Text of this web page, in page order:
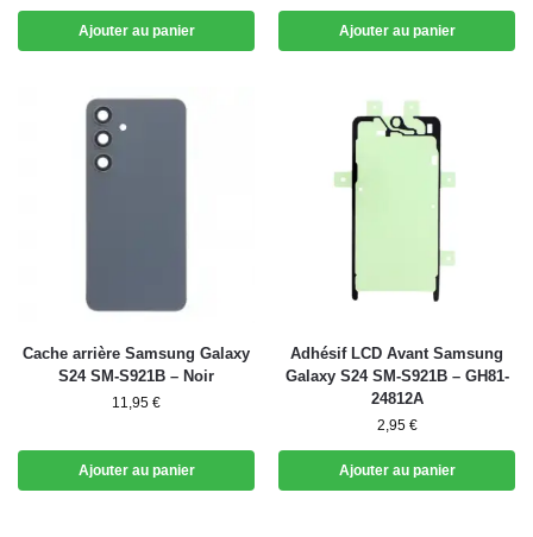
Ajouter au panier Ajouter au panier
Cache arrière Samsung Galaxy
S24 SM-S921B – Noir
11,95 €
Ajouter au panier
Adhésif LCD Avant Samsung
Galaxy S24 SM-S921B – GH81-
24812A
2,95 €
Ajouter au panier